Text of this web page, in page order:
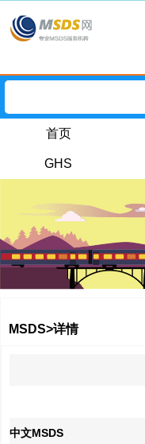
首页
GHS
MSDS>详情
中文MSDS